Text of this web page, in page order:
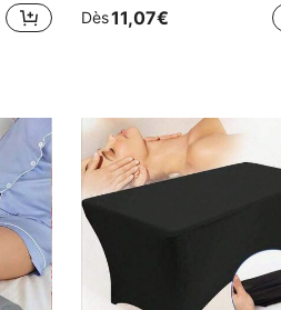
Dès11,07€